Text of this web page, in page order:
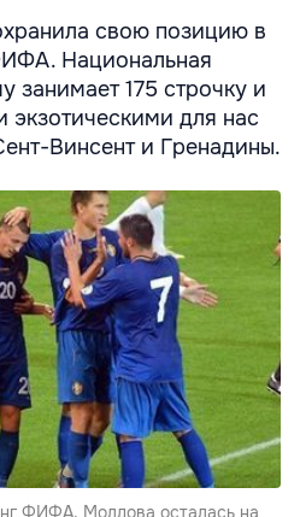
свою позицию в
Национальная
занимает 175 строчку и
экзотическими для нас
Винсент и Гренадины.
ФИФА, Молдова осталась на